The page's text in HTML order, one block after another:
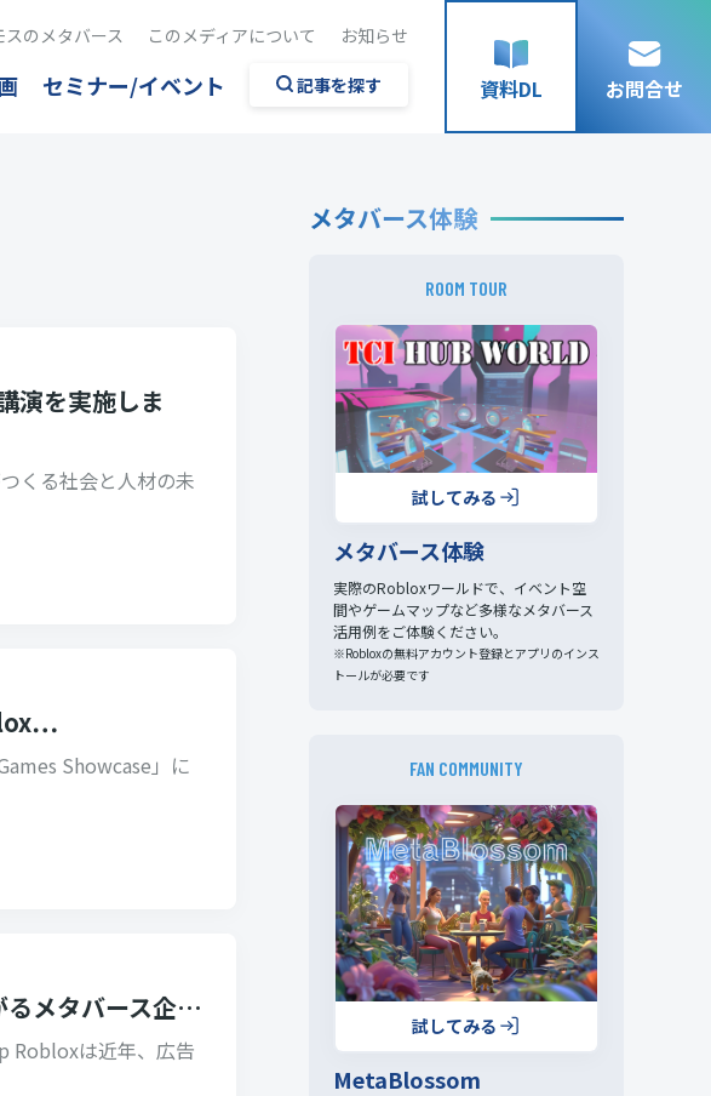
スのメタバース このメディアについて お知らせ
セミナー/イベント 記事を探す 資料DL お問合せ
演を実施しま
くる社会と人材の未
Showcase」に
るメタバース企…
Robloxは近年、広告
メタバース体験
ROOM TOUR
試してみる
メタバース体験
実際のRobloxワールドで、イベント空
間やゲームマップなど多様なメタバース
活用例をご体験ください。
※Robloxの無料アカウント登録とアプリのインス
トールが必要です
FAN COMMUNITY
試してみる
MetaBlossom